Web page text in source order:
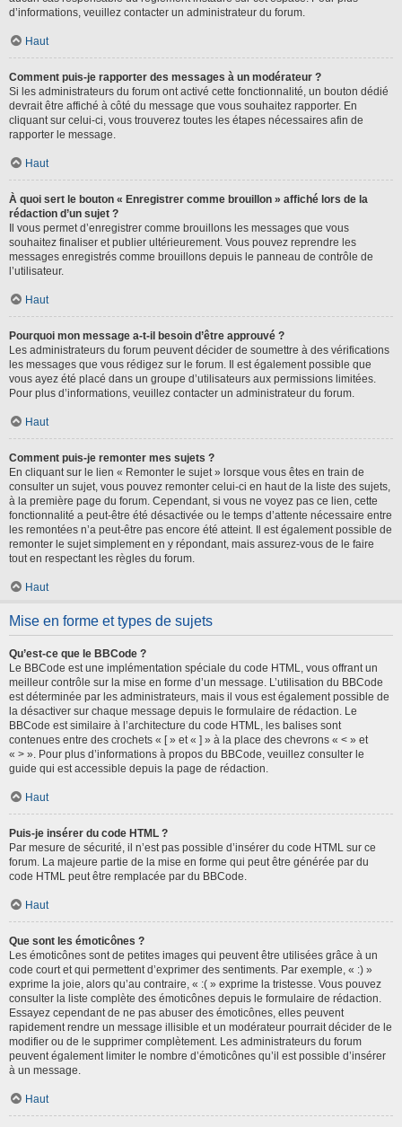
d’informations, veuillez contacter un administrateur du forum.
Haut
Comment puis-je rapporter des messages à un modérateur ?
Si les administrateurs du forum ont activé cette fonctionnalité, un bouton dédié
devrait être affiché à côté du message que vous souhaitez rapporter. En
cliquant sur celui-ci, vous trouverez toutes les étapes nécessaires afin de
rapporter le message.
Haut
À quoi sert le bouton « Enregistrer comme brouillon » affiché lors de la
rédaction d’un sujet ?
Il vous permet d’enregistrer comme brouillons les messages que vous
souhaitez finaliser et publier ultérieurement. Vous pouvez reprendre les
messages enregistrés comme brouillons depuis le panneau de contrôle de
l’utilisateur.
Haut
Pourquoi mon message a-t-il besoin d’être approuvé ?
Les administrateurs du forum peuvent décider de soumettre à des vérifications
les messages que vous rédigez sur le forum. Il est également possible que
vous ayez été placé dans un groupe d’utilisateurs aux permissions limitées.
Pour plus d’informations, veuillez contacter un administrateur du forum.
Haut
Comment puis-je remonter mes sujets ?
En cliquant sur le lien « Remonter le sujet » lorsque vous êtes en train de
consulter un sujet, vous pouvez remonter celui-ci en haut de la liste des sujets,
à la première page du forum. Cependant, si vous ne voyez pas ce lien, cette
fonctionnalité a peut-être été désactivée ou le temps d’attente nécessaire entre
les remontées n’a peut-être pas encore été atteint. Il est également possible de
remonter le sujet simplement en y répondant, mais assurez-vous de le faire
tout en respectant les règles du forum.
Haut
Mise en forme et types de sujets
Qu’est-ce que le BBCode ?
Le BBCode est une implémentation spéciale du code HTML, vous offrant un
meilleur contrôle sur la mise en forme d’un message. L’utilisation du BBCode
est déterminée par les administrateurs, mais il vous est également possible de
la désactiver sur chaque message depuis le formulaire de rédaction. Le
BBCode est similaire à l’architecture du code HTML, les balises sont
contenues entre des crochets « [ » et « ] » à la place des chevrons « < » et
« > ». Pour plus d’informations à propos du BBCode, veuillez consulter le
guide qui est accessible depuis la page de rédaction.
Haut
Puis-je insérer du code HTML ?
Par mesure de sécurité, il n’est pas possible d’insérer du code HTML sur ce
forum. La majeure partie de la mise en forme qui peut être générée par du
code HTML peut être remplacée par du BBCode.
Haut
Que sont les émoticônes ?
Les émoticônes sont de petites images qui peuvent être utilisées grâce à un
code court et qui permettent d’exprimer des sentiments. Par exemple, « :) »
exprime la joie, alors qu’au contraire, « :( » exprime la tristesse. Vous pouvez
consulter la liste complète des émoticônes depuis le formulaire de rédaction.
Essayez cependant de ne pas abuser des émoticônes, elles peuvent
rapidement rendre un message illisible et un modérateur pourrait décider de le
modifier ou de le supprimer complètement. Les administrateurs du forum
peuvent également limiter le nombre d’émoticônes qu’il est possible d’insérer
à un message.
Haut